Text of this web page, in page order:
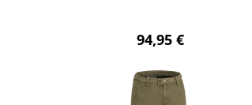
Regulärer Preis:
94,95 €